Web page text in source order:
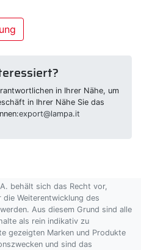
in Ihrer Nähe, um
in Ihrer Nähe Sie das
export@lampa.it
behält sich das Recht vor,
Weiterentwicklung des
Aus diesem Grund sind alle
als rein indikativ zu
gezeigten Marken und Produkte
und sind das